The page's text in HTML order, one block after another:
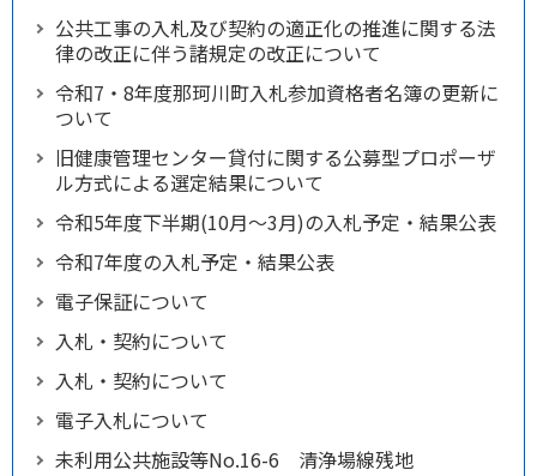
公共工事の入札及び契約の適正化の推進に関する法
律の改正に伴う諸規定の改正について
令和7・8年度那珂川町入札参加資格者名簿の更新に
ついて
旧健康管理センター貸付に関する公募型プロポーザ
ル方式による選定結果について
令和5年度下半期(10月～3月)の入札予定・結果公表
令和7年度の入札予定・結果公表
電子保証について
入札・契約について
入札・契約について
電子入札について
未利用公共施設等No.16-6 清浄場線残地